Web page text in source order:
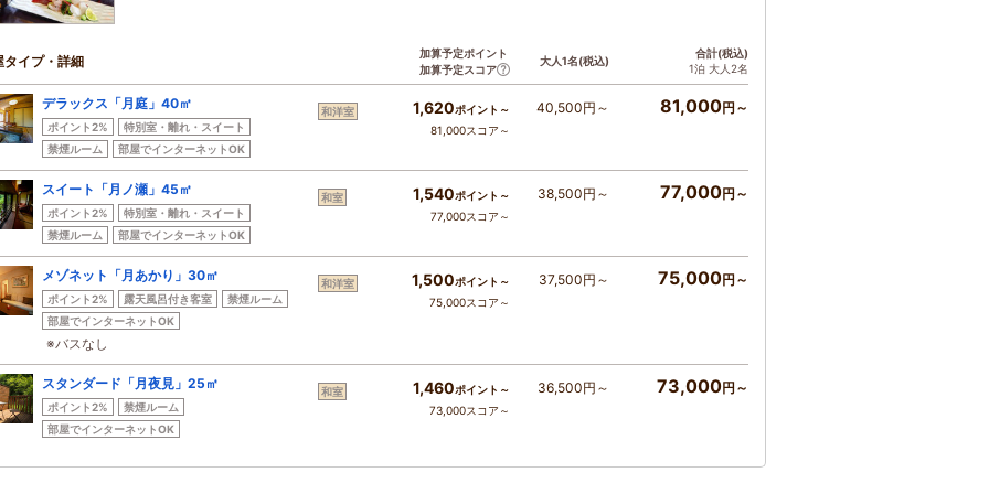
タイプ・詳細
加算予定ポイント
加算予定スコア
大人1名(税込)
合計(税込)
1泊 大人2名
デラックス「月庭」40㎡
ポイント2%
特別室・離れ・スイート
禁煙ルーム
部屋でインターネットOK
和洋室 1,620ポイント～
81,000スコア～
40,500円～ 81,000円～
スイート「月ノ瀬」45㎡
ポイント2%
特別室・離れ・スイート
禁煙ルーム
部屋でインターネットOK
和室 1,540ポイント～
77,000スコア～
38,500円～ 77,000円～
メゾネット「月あかり」30㎡
ポイント2% 露天風呂付き客室
禁煙ルーム
部屋でインターネットOK
※バスなし
和洋室 1,500ポイント～
75,000スコア～
37,500円～ 75,000円～
スタンダード「月夜見」25㎡
ポイント2%
禁煙ルーム
部屋でインターネットOK
和室 1,460ポイント～
73,000スコア～
36,500円～ 73,000円～